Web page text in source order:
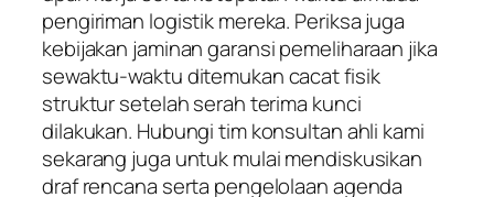
pengiriman logistik mereka. Periksa juga
kebijakan jaminan garansi pemeliharaan jika
sewaktu-waktu ditemukan cacat fisik
struktur setelah serah terima kunci
dilakukan. Hubungi tim konsultan ahli kami
sekarang juga untuk mulai mendiskusikan
draf rencana serta pengelolaan agenda